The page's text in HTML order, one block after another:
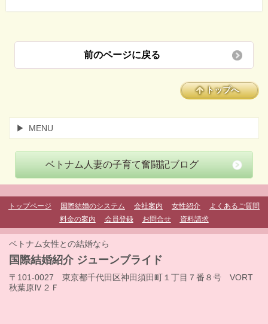
前のページに戻る
トップへ
MENU
ベトナム人妻の子育て奮闘記ブログ
トップページ 国際結婚のシステム 会社案内 女性紹介
よくあるご質問
料金の案内
会員登録 お問合せ 資料請求
ベトナム女性との結婚なら
国際結婚紹介 ジューンブライド
〒101-0027 東京都千代田区神田須田町１丁目７番８号 VORT
秋葉原Ⅳ２Ｆ